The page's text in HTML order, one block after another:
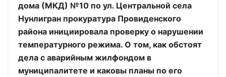
дома (МКД) №10 по ул. Центральной села
Нунлигран прокуратура Провиденского
района инициировала проверку о нарушении
температурного режима. О том, как обстоят
дела с аварийным жилфондом в
муниципалитете и каковы планы по его